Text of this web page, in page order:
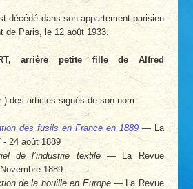
décédé dans son appartement parisien
de Paris, le 12 août 1933.
arrière petite fille de Alfred
) des articles signés de son nom :
des fusils en France en 1889— La
- 24 août 1889
de l’industrie textile— La Revue
1889
de la houille en Europe— La Revue